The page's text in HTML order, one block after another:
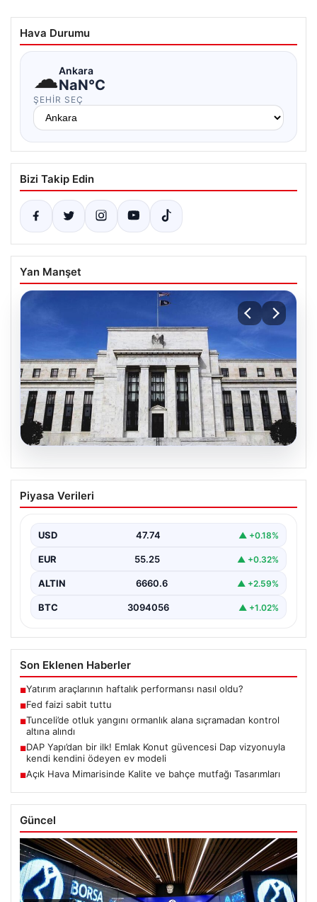
Hava Durumu
☁Ankara
NaN°C
ŞEHIR SEÇ
Bizi Takip Edin
Yan Manşet
06.08.2026
Fed faizi sabit tuttu
Piyasa Verileri
USD 47.74 ▲ +0.18%
EUR 55.25 ▲ +0.32%
ALTIN 6660.6 ▲ +2.59%
BTC 3094056 ▲ +1.02%
Son Eklenen Haberler
■Yatırım araçlarının haftalık performansı nasıl oldu?
■Fed faizi sabit tuttu
■Tunceli’de otluk yangını ormanlık alana sıçramadan kontrol
altına alındı
■DAP Yapı’dan bir ilk! Emlak Konut güvencesi Dap vizyonuyla
kendi kendini ödeyen ev modeli
■Açık Hava Mimarisinde Kalite ve bahçe mutfağı Tasarımları
Güncel